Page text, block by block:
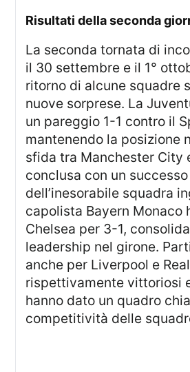
risultati della seconda
La seconda tornata di incontri, disputata
il 30 settembre e il 1°
ritorno di alcune squadre
nuove sorprese. La
un pareggio 1-1 contro il
mantenendo la posizione
sfida tra Manchester City
conclusa con un successo
dell’inesorabile squadra
capolista Bayern Monaco
Chelsea per 3-1,
leadership nel girone.
anche per Liverpool e
rispettivamente vittoriosi
hanno dato un quadro
competitività delle